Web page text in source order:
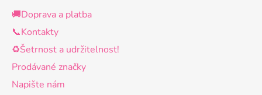
🚚Doprava a platba
📞Kontakty
♻️Šetrnost a udržitelnost!
Prodávané značky
Napište nám